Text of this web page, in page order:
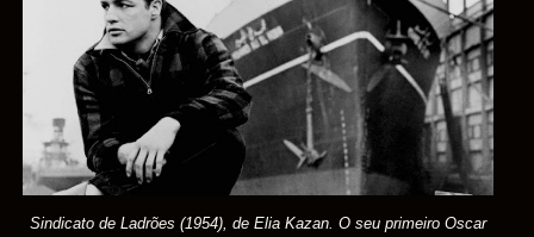
Sindicato de Ladrões (1954), de Elia Kazan. O seu primeiro Oscar